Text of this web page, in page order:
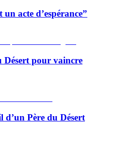
acte d’espérance”
Désert pour vaincre
d’un Père du Désert